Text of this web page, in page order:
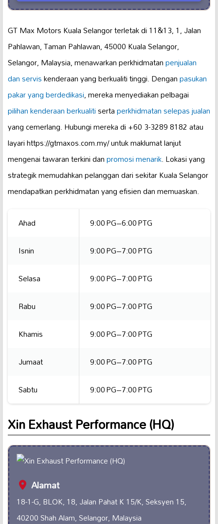
GT Max Motors Kuala Selangor terletak di 11&13, 1, Jalan
Pahlawan, Taman Pahlawan, 45000 Kuala Selangor,
Selangor, Malaysia, menawarkan perkhidmatanpenjualan
dan serviskenderaan yang berkualiti tinggi. Denganpasukan
pakar yang berdedikasi, mereka menyediakan pelbagai
pilihan kenderaan berkualitisertaperkhidmatan selepas jualan
yang cemerlang. Hubungi mereka di +60 3-3289 8182 atau
layari https://gtmaxos.com.my/ untuk maklumat lanjut
mengenai tawaran terkini danpromosi menarik. Lokasi yang
strategik memudahkan pelanggan dari sekitar Kuala Selangor
mendapatkan perkhidmatan yang efisien dan memuaskan.
Ahad
9:00 PG–6:00 PTG
Isnin
9:00 PG–7:00 PTG
Selasa
9:00 PG–7:00 PTG
Rabu
9:00 PG–7:00 PTG
Khamis
9:00 PG–7:00 PTG
Jumaat
9:00 PG–7:00 PTG
Sabtu
9:00 PG–7:00 PTG
Xin Exhaust Performance (HQ)
Alamat
18-1-G, BLOK, 18, Jalan Pahat K 15/K, Seksyen 15,
40200 Shah Alam, Selangor, Malaysia